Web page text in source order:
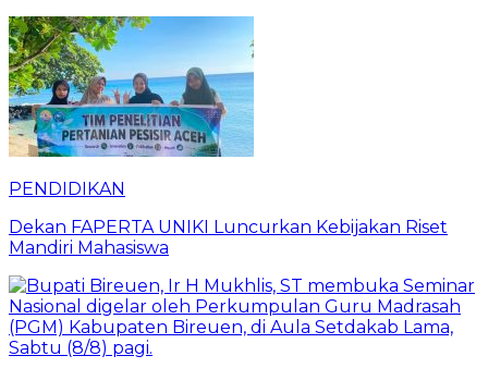
PENDIDIKAN
Dekan FAPERTA UNIKI Luncurkan Kebijakan Riset
Mandiri Mahasiswa